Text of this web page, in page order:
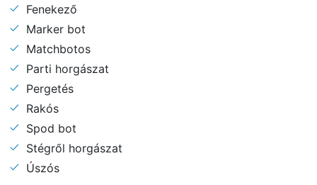
Fenekező
Marker bot
Matchbotos
Parti horgászat
Pergetés
Rakós
Spod bot
Stégről horgászat
Úszós